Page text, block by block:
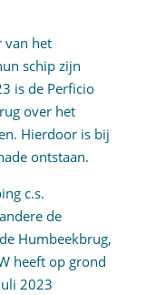
van het
schip zijn
is de Perficio
over het
Hierdoor is bij
ontstaan.
c.s.
de
Humbeekbrug,
heeft op grond
2023